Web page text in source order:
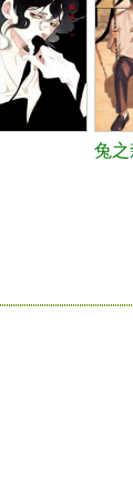
兔之